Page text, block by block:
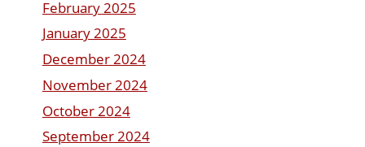
February 2025
January 2025
December 2024
November 2024
October 2024
September 2024